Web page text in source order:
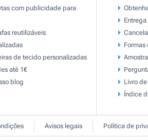
com publicidade para
reutilizáveis
de tecido personalizadas
até 1€
blog
Livro
Índice
Avisos legais Política de